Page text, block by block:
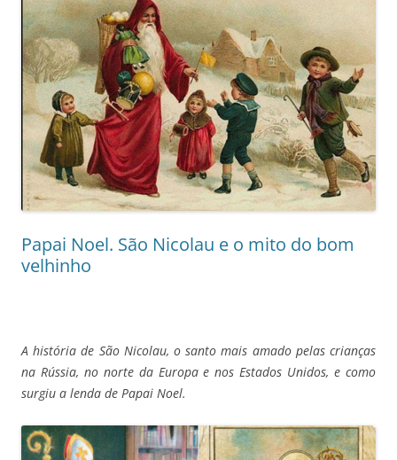
Papai Noel. São Nicolau e o mito do bom
velhinho
A história de São Nicolau, o santo mais amado pelas crianças
na Rússia, no norte da Europa e nos Estados Unidos, e como
surgiu a lenda de Papai Noel.